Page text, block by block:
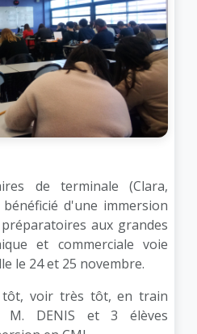
de terminale (Clara,
d'une immersion
préparatoires aux grandes
et commerciale voie
le 24 et 25 novembre.
tôt, voir très tôt, en train
M. DENIS et 3 élèves